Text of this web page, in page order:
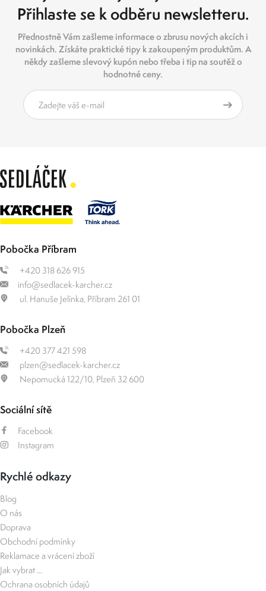
Přihlaste se k odběru newsletteru.
Přednostně Vám zašleme informace o zbrusu nových akcích i
novinkách. Získáte praktické tipy k zakoupeným produktům. A
někdy zašleme slevový kupón nebo třeba i tip na soutěž o
hodnotné ceny.
Pobočka Příbram
+420 318 626 915
info@sedlacek-karcher.cz
ul. Hanuše Jelínka, Příbram 261 01
Pobočka Plzeň
+420 377 421 598
plzen@sedlacek-karcher.cz
Nepomucká 122/10, Plzeň 32 600
Sociální sítě
Facebook
Instagram
Rychlé odkazy
Blog
O nás
Doprava
Obchodní podmínky
Reklamace a vrácení zboží
Jak vybrat ...
Ochrana osobních údajů